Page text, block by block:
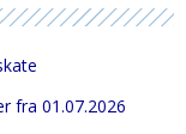
fra 01.07.2026